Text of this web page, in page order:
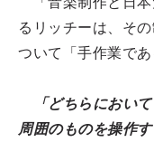
るリッチーは、そ
ついて「手作業であ
「どちらにおいて
周囲のものを操作